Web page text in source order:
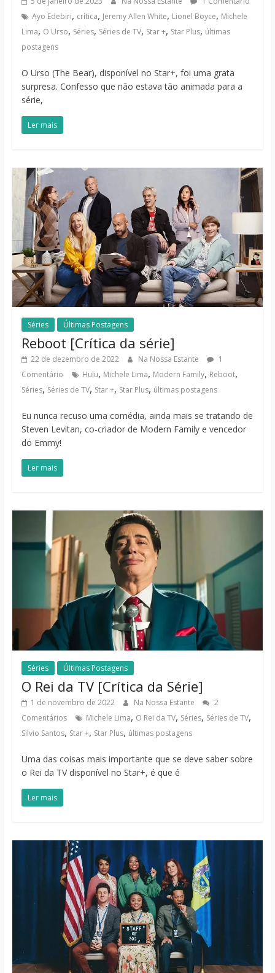
Ayo Edebiri, crítica, Jeremy Allen White, Lionel Boyce, Michele
Lima, O Urso, Séries, Séries de TV, Star +, Star Plus, últimas
postagens
O Urso (The Bear), disponível no Star+, foi uma grata
surpresa. Confesso que não estava tão animada para a
série,
Ler mais
Séries Últimas Postagens
Reboot [Crítica da série]
22 de dezembro de 2022 Na Nossa Estante
1
Comentário
Hulu, Michele Lima, Modern Family, Reboot,
Séries, Séries de TV, Star +, Star Plus, últimas postagens
Eu nunca recuso uma comédia, ainda mais se tratando de
Steven Levitan, co-criador de Modern Family e vencedor
do Emmy!
Ler mais
Séries Últimas Postagens
O Rei da TV [Crítica da Série]
1 de novembro de 2022 Na Nossa Estante
2
Comentários
Michele Lima, O Rei da TV, Séries, Séries de TV,
Silvio Santos, Star +, Star Plus, últimas postagens
Uma das coisas mais importante que se deve saber sobre
o Rei da TV disponível no Star+, é que é
Ler mais